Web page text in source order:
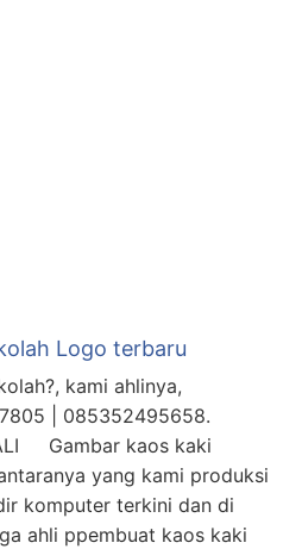
Logo terbaru
kami ahlinya,
| 085352495658.
Gambar kaos kaki
yang kami produksi
komputer terkini dan di
ahli ppembuat kaos kaki